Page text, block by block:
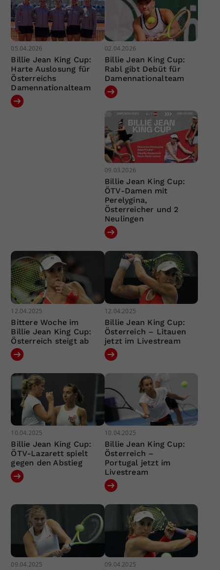
05.04.2026
Billie Jean King Cup:
Harte Auslosung für
Österreichs
Damennationalteam
02.04.2026
Billie Jean King Cup:
Rabl gibt Debüt für
Damennationalteam
09.03.2026
Billie Jean King Cup:
ÖTV-Damen mit
Perelygina,
Österreicher und 2
Neulingen
12.04.2025
Bittere Woche im
Billie Jean King Cup:
Österreich steigt ab
12.04.2025
Billie Jean King Cup:
Österreich – Litauen
jetzt im Livestream
10.04.2025
Billie Jean King Cup:
ÖTV-Lazarett spielt
gegen den Abstieg
10.04.2025
Billie Jean King Cup:
Österreich –
Portugal jetzt im
Livestream
09.04.2025 09.04.2025